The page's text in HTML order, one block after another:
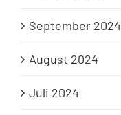
September 2024
August 2024
Juli 2024